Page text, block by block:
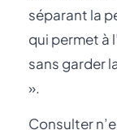
séparant la
qui permet à
sans garder
».
Consulter